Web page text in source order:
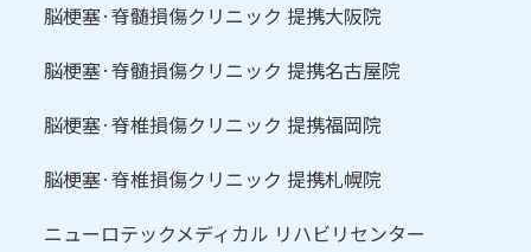
脳梗塞·脊髄損傷クリニック 提携大阪院
脳梗塞·脊髄損傷クリニック 提携名古屋院
脳梗塞·脊椎損傷クリニック 提携福岡院
脳梗塞·脊椎損傷クリニック 提携札幌院
ニューロテックメディカル リハビリセンター